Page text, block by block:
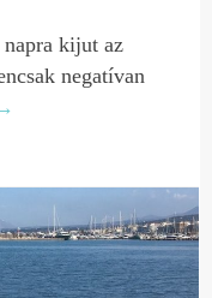
kijut az
negatívan